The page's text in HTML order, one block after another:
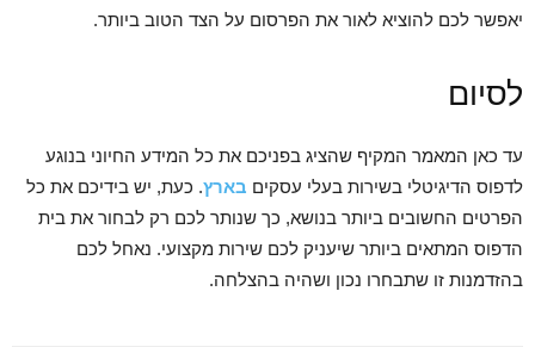
יאפשר לכם להוציא לאור את הפרסום על הצד הטוב ביותר.
לסיום
עד כאן המאמר המקיף שהציג בפניכם את כל המידע החיוני בנוגע
לדפוס הדיגיטלי בשירות בעלי עסקים בארץ. כעת, יש בידיכם את כל
הפרטים החשובים ביותר בנושא, כך שנותר לכם רק לבחור את בית
הדפוס המתאים ביותר שיעניק לכם שירות מקצועי. נאחל לכם
בהזדמנות זו שתבחרו נכון ושהיה בהצלחה.